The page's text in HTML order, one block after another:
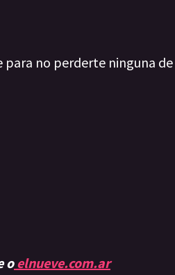
para no perderte ninguna
o elnueve.com.ar